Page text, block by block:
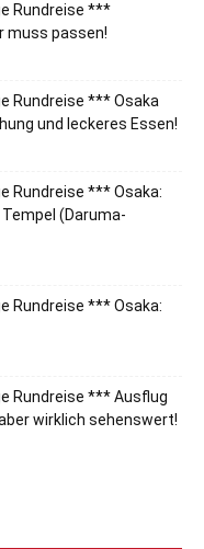
Rundreise ***
muss passen!
Rundreise *** Osaka
und leckeres Essen!
Rundreise *** Osaka:
(Daruma-
Rundreise *** Osaka:
Rundreise *** Ausflug
wirklich sehenswert!